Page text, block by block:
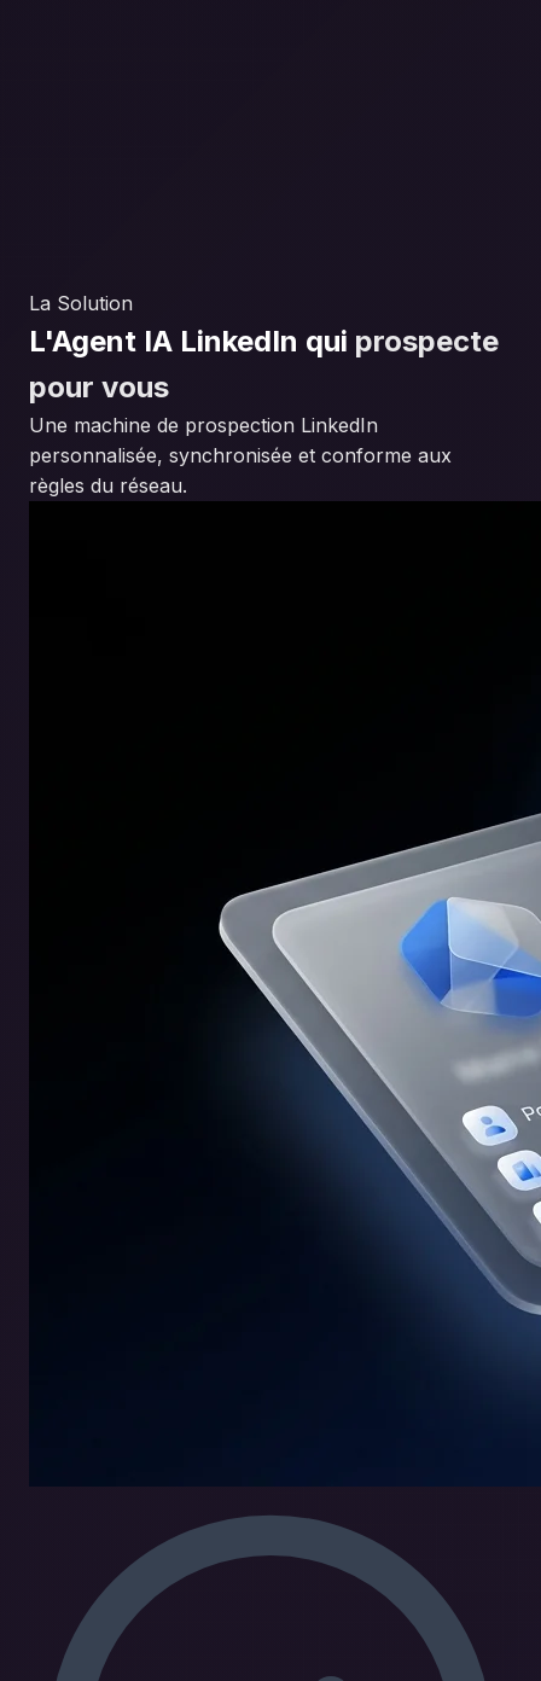
La Solution
L'Agent IA LinkedIn qui prospecte
pour vous
Une machine de prospection LinkedIn
personnalisée, synchronisée et conforme aux
règles du réseau.